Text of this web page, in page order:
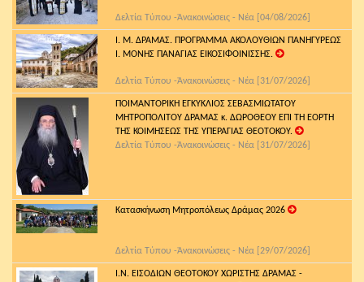
Δελτία Τύπου -Ἀνακοινώσεις - Νέα [04/08/2026]
Ι. Μ. ΔΡΑΜΑΣ. ΠΡΟΓΡΑΜΜΑ ΑΚΟΛΟΥΘΙΩΝ ΠΑΝΗΓΥΡΕΩΣ
Ι. ΜΟΝΗΣ ΠΑΝΑΓΙΑΣ ΕΙΚΟΣΙΦΟΙΝΙΣΣΗΣ.
Δελτία Τύπου -Ἀνακοινώσεις - Νέα [31/07/2026]
ΠΟΙΜΑΝΤΟΡΙΚΗ ΕΓΚΥΚΛΙΟΣ ΣΕΒΑΣΜΙΩΤΑΤΟΥ
ΜΗΤΡΟΠΟΛΙΤΟΥ ΔΡΑΜΑΣ κ. ΔΩΡΟΘΕΟΥ ΕΠΙ ΤΗ ΕΟΡΤΗ
ΤΗΣ ΚΟΙΜΗΣΕΩΣ ΤΗΣ ΥΠΕΡΑΓΙΑΣ ΘΕΟΤΟΚΟΥ.
Δελτία Τύπου -Ἀνακοινώσεις - Νέα [31/07/2026]
Κατασκήνωση Μητροπόλεως Δράμας 2026
Δελτία Τύπου -Ἀνακοινώσεις - Νέα [29/07/2026]
Ι.Ν. ΕΙΣΟΔΙΩΝ ΘΕΟΤΟΚΟΥ ΧΩΡΙΣΤΗΣ ΔΡΑΜΑΣ -